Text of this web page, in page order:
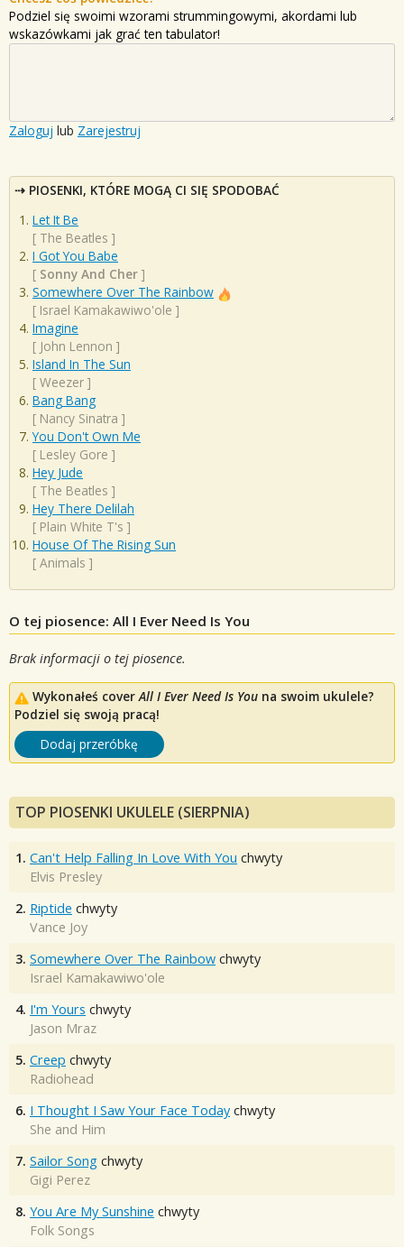
Podziel się swoimi wzorami strummingowymi, akordami lub
wskazówkami jak grać ten tabulator!
Zaloguj lub Zarejestruj
PIOSENKI, KTÓRE MOGĄ CI SIĘ SPODOBAĆ
Let It Be
[ The Beatles ]
I Got You Babe
[ Sonny And Cher ]
Somewhere Over The Rainbow
[ Israel Kamakawiwo'ole ]
Imagine
[ John Lennon ]
Island In The Sun
[ Weezer ]
Bang Bang
[ Nancy Sinatra ]
You Don't Own Me
[ Lesley Gore ]
Hey Jude
[ The Beatles ]
Hey There Delilah
[ Plain White T's ]
House Of The Rising Sun
[ Animals ]
O tej piosence: All I Ever Need Is You
Brak informacji o tej piosence.
Wykonałeś coverAll I Ever Need Is You na swoim ukulele?
Podziel się swoją pracą!
Dodaj przeróbkę
TOP PIOSENKI UKULELE (SIERPNIA)
1. Can't Help Falling In Love With You chwyty
Elvis Presley
2. Riptide chwyty
Vance Joy
3. Somewhere Over The Rainbow chwyty
Israel Kamakawiwo'ole
4. I'm Yours chwyty
Jason Mraz
5. Creep chwyty
Radiohead
6. I Thought I Saw Your Face Today chwyty
She and Him
7. Sailor Song chwyty
Gigi Perez
8. You Are My Sunshine chwyty
Folk Songs